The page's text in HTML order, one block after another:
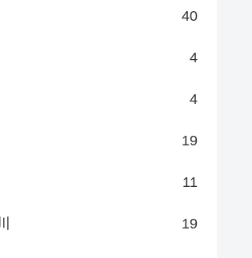
40
4
4
19
11
19